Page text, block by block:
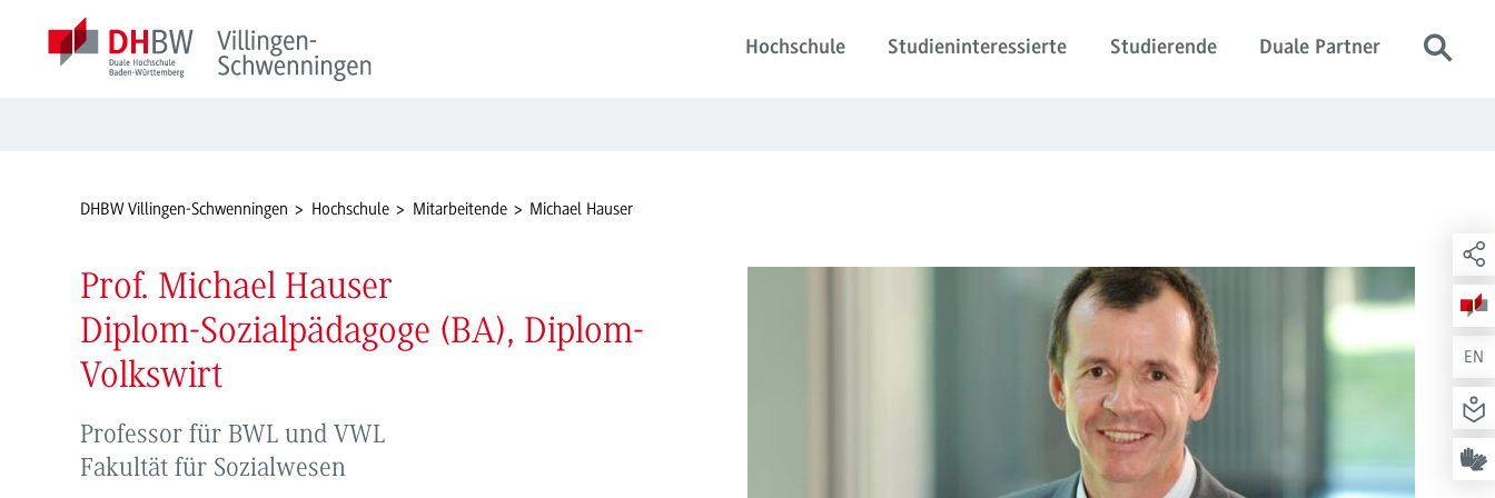
Hochschule Studieninteressierte Studierende Duale Partner
EN
DHBW Villingen-Schwenningen Hochschule Mitarbeitende Michael Hauser
Prof. Michael Hauser
Diplom-Sozialpädagoge (BA), Diplom-
Volkswirt
Professor für BWL und VWL
Fakultät für Sozialwesen